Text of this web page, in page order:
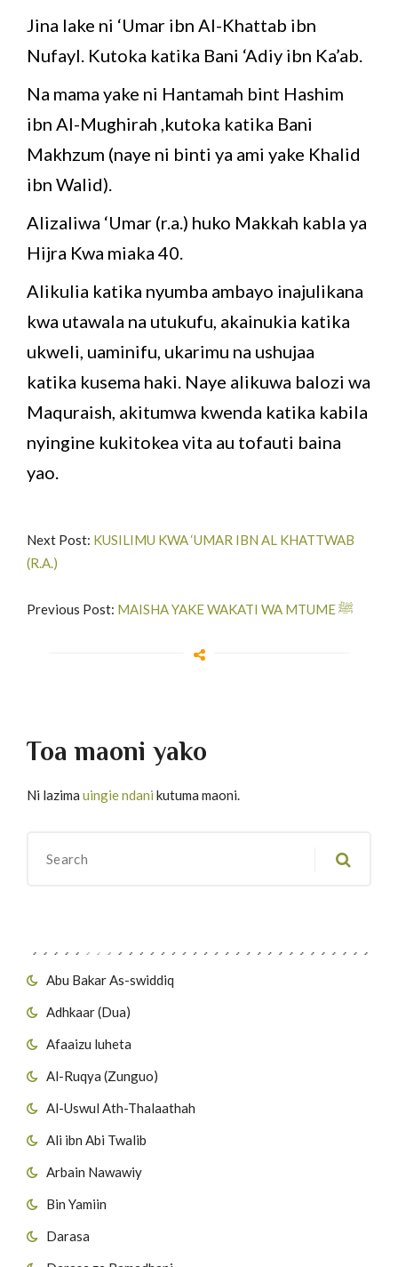
Abu Bakar As-swiddiq
Adhkaar (Dua)
Afaaizu luheta
Al-Ruqya (Zunguo)
Al-Uswul Ath-Thalaathah
Ali ibn Abi Twalib
Arbain Nawawiy
Bin Yamiin
Darasa
Jina lake ni ‘Umar ibn Al-Khattab ibn
Nufayl. Kutoka katika Bani ‘Adiy ibn Ka’ab.
Na mama yake ni Hantamah bint Hashim
ibn AI-Mughirah ,kutoka katika Bani
Makhzum (naye ni binti ya ami yake Khalid
ibn Walid).
Alizaliwa ‘Umar (r.a.) huko Makkah kabla ya
Hijra Kwa miaka 40.
Alikulia katika nyumba ambayo inajulikana
kwa utawala na utukufu, akainukia katika
ukweli, uaminifu, ukarimu na ushujaa
katika kusema haki. Naye alikuwa balozi wa
Maquraish, akitumwa kwenda katika kabila
nyingine kukitokea vita au tofauti baina
yao.
Next Post: KUSILIMU KWA ‘UMAR IBN AL KHATTWAB
(R.A.)
Previous Post: MAISHA YAKE WAKATI WA MTUME ﷺ
Toa maoni yako
Ni lazima uingie ndani kutuma maoni.